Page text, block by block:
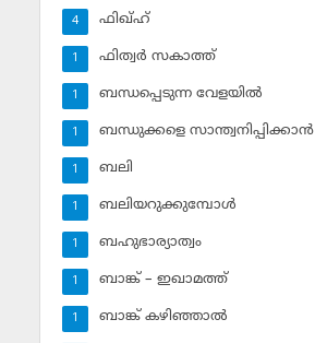
ഫിഖ്ഹ്‌
4
ഫിത്വര്‍ സകാത്ത്‌
1
ബന്ധപ്പെടുന്ന വേളയില്‍
1
ബന്ധുക്കളെ സാന്ത്വനിപ്പിക്കാന്‍
1
ബലി
1
ബലിയറുക്കുമ്പോള്‍
1
ബഹുഭാര്യാത്വം
1
ബാങ്ക് – ഇഖാമത്ത്
1
ബാങ്ക് കഴിഞ്ഞാല്‍
1